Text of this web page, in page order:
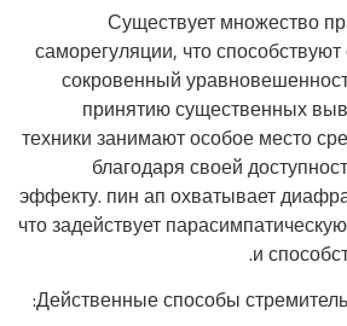
Существует множество
саморегуляции, что
сокровенный
принятию существенных
техники занимают особое место
благодаря своей
эффекту. пин ап охватывает
что задействует
и
Действенные способы